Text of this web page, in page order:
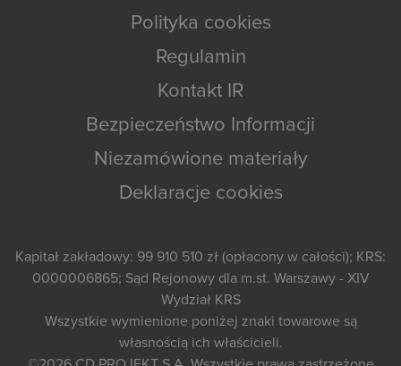
Polityka cookies
Regulamin
Kontakt IR
Bezpieczeństwo Informacji
Niezamówione materiały
Deklaracje cookies
Kapitał zakładowy: 99 910 510 zł (opłacony w całości); KRS:
0000006865; Sąd Rejonowy dla m.st. Warszawy - XIV
Wydział KRS
Wszystkie wymienione poniżej znaki towarowe są
własnością ich właścicieli.